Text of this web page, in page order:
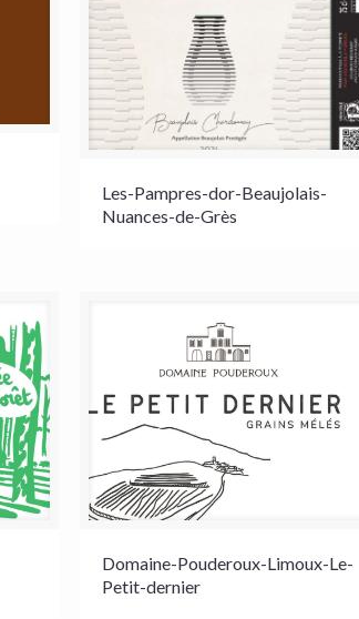
Les-Pampres-dor-Beaujolais-
Nuances-de-Grès
Domaine-Pouderoux-Limoux-Le-
Petit-dernier